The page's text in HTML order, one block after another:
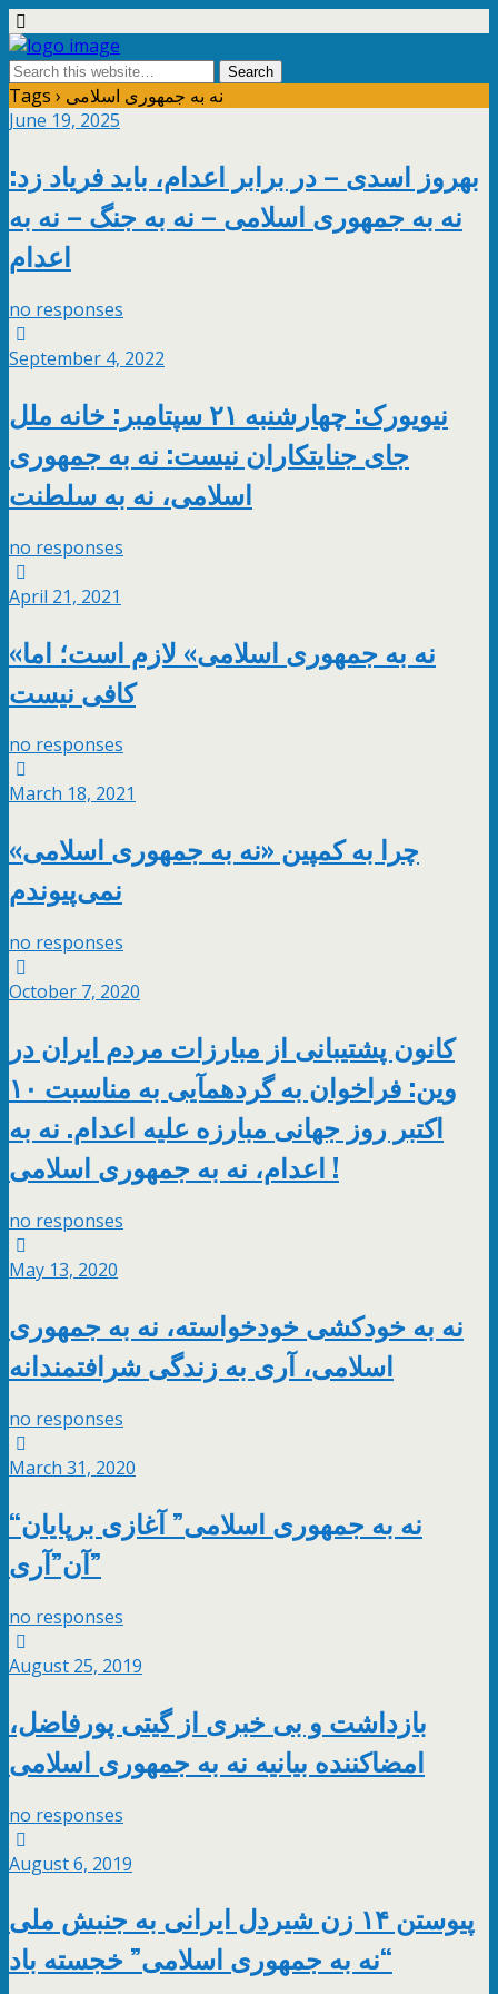
Tags › نه به جمهوری اسلامی
June 19, 2025
بهروز اسدی – در برابر اعدام، باید فریاد زد:
نه به جمهوری اسلامی – نه به جنگ – نه به
اعدام
no responses
September 4, 2022
نیویورک: چهارشنبه ۲۱ سپتامبر: خانه ملل
جای جنایتکاران نیست: نه به جمهوری
اسلامی، نه به سلطنت
no responses
April 21, 2021
«نه به جمهوری اسلامی» لازم است؛ اما
کافی نیست
no responses
March 18, 2021
چرا به کمپین «نه به جمهوری اسلامی»
نمی‌پیوندم
no responses
October 7, 2020
کانون پشتیبانی از مبارزات مردم ایران در
وین: فراخوان به گردهمآیی به مناسبت ۱۰
اکتبر روز جهانی مبارزه علیه اعدام. نه به
اعدام، نه به جمهوری اسلامی !
no responses
May 13, 2020
نه به خودکشی خودخواسته، نه به جمهوری
اسلامی، آری به زندگی شرافتمندانه
no responses
March 31, 2020
“نه به جمهوری اسلامی” آغازی برپایان
آن”آری”
no responses
August 25, 2019
بازداشت و بی خبری از گیتی پورفاضل،
امضاکننده بیانیه نه به جمهوری اسلامی
no responses
August 6, 2019
پیوستن ۱۴ زن شیردل ایرانی به جنبش ملی
“نه به جمهوری اسلامی” خجسته باد